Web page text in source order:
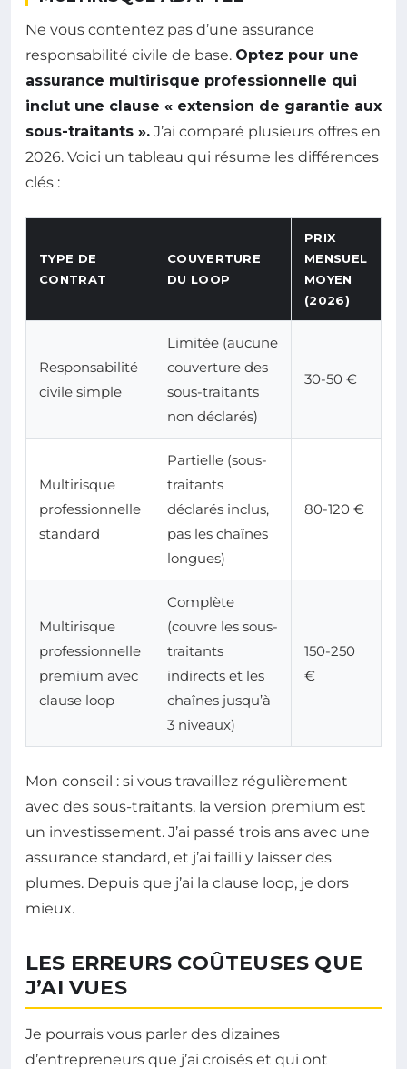
Ne vous contentez pas d’une assurance
responsabilité civile de base. Optez pour une
assurance multirisque professionnelle qui
inclut une clause « extension de garantie aux
sous-traitants ». J’ai comparé plusieurs offres en
2026. Voici un tableau qui résume les différences
clés :
TYPE DE
CONTRAT
COUVERTURE
DU LOOP
PRIX
MENSUEL
MOYEN
(2026)
Responsabilité
civile simple
Limitée (aucune
couverture des
sous-traitants
non déclarés)
30-50 €
Multirisque
professionnelle
standard
Partielle (sous-
traitants
déclarés inclus,
pas les chaînes
longues)
80-120 €
Multirisque
professionnelle
premium avec
clause loop
Complète
(couvre les sous-
traitants
indirects et les
chaînes jusqu’à
3 niveaux)
150-250
€
Mon conseil : si vous travaillez régulièrement
avec des sous-traitants, la version premium est
un investissement. J’ai passé trois ans avec une
assurance standard, et j’ai failli y laisser des
plumes. Depuis que j’ai la clause loop, je dors
mieux.
LES ERREURS COÛTEUSES QUE
J’AI VUES
Je pourrais vous parler des dizaines
d’entrepreneurs que j’ai croisés et qui ont